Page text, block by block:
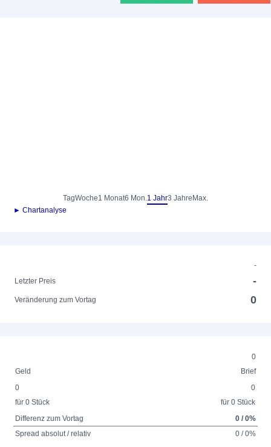
TagWoche1 Monat6 Mon.1 Jahr3 Jahre Max.
► Chartanalyse
-
Letzter Preis
-
Veränderung zum Vortag 0
0
Geld
Brief
0
für 0 Stück
0
für 0 Stück
Differenz zum Vortag
0 / 0%
Spread absolut / relativ
0 / 0%